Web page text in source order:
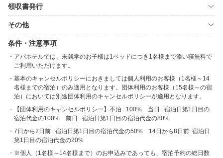
領収書発行
その他
条件・注意事項
アパホテルでは、未就学のお子様は1ベッドにつき1名様まで添い寝無料で
ご利用いただけます。
基本のキャンセルポリシーにおきましては個人利用のお客様（1名様～14
名様までの宿泊）のみ適用となります。団体利用のお客様（15名様～の宿
泊）においては別途団体利用のキャンセルポリシーが適用となります。
【団体利用のキャンセルポリシー】不泊 : 100% 当日 : 宿泊日第1日目の
宿泊代金の100% 前日 : 宿泊日第1日目の宿泊代金の80%
7日から2日前 : 宿泊日第1日目の宿泊代金の50% 14日から8日前: 宿泊日
第1日目の宿泊代金の20%
※個人（1名様～14名様まで）のお申込みであっても、宿泊予約の総日数